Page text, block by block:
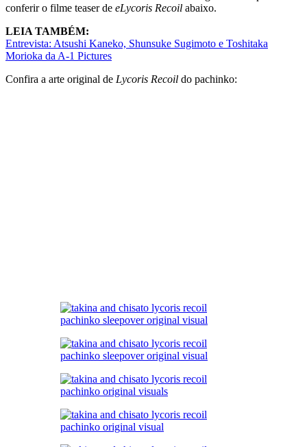
conferir o filme teaser de eLycoris Recoil abaixo.
LEIA TAMBÉM:
Entrevista: Atsushi Kaneko, Shunsuke Sugimoto e Toshitaka
Morioka da A-1 Pictures
Confira a arte original de Lycoris Recoil do pachinko: